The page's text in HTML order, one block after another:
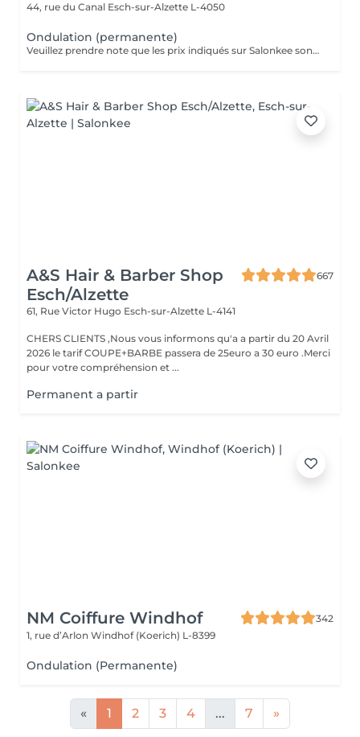
44, rue du Canal Esch-sur-Alzette L-4050
Ondulation (permanente)
Veuillez prendre note que les prix indiqués sur Salonkee sont communiqués à titre informatif et s'entendent de base. Ces derniers sont susceptibles de varier selon le diagnostic réalisé à votre arrivée au salon et l'expertise du professionnel à qui vous confiez votre beauté. Dans tous les cas, un devis précis vous sera proposé et toutes réalisations de prestations seront effectuées avec votre accord. Un grand merci d'avance pour votre compréhension. Au plaisir de vous recevoir très vite.
A&S Hair & Barber Shop
Esch/Alzette
667
61, Rue Victor Hugo Esch-sur-Alzette L-4141
CHERS CLIENTS ,Nous vous informons qu'a a partir du 20 Avril
2026 le tarif COUPE+BARBE passera de 25euro a 30 euro .Merci
pour votre compréhension et ...
Permanent a partir
NM Coiffure Windhof
342
1, rue d’Arlon Windhof (Koerich) L-8399
Ondulation (Permanente)
« 1 2 3 4 ... 7 »